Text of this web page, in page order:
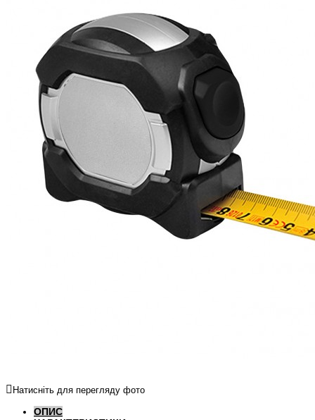
Натисніть для перегляду фото
ОПИС